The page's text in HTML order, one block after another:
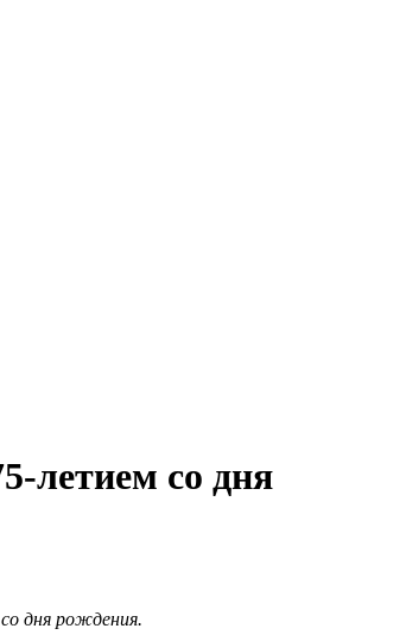
летием со дня
дня рождения.